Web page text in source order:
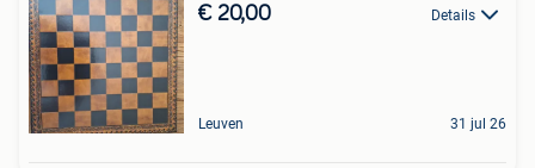
€ 20,00 Details
Leuven 31 jul 26